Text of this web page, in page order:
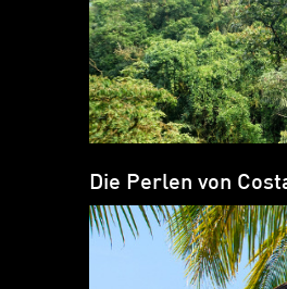
Die Perlen von